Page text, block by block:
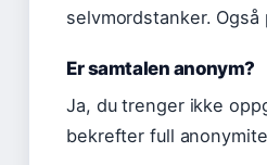
selvmordstanker.
Er samtalen anonym?
Ja, du trenger ikke
bekrefter full